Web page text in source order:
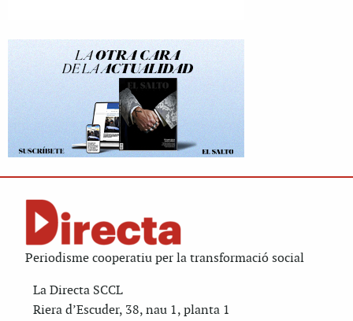
Periodisme cooperatiu per la transformació social
La Directa SCCL
Riera d’Escuder, 38, nau 1, planta 1